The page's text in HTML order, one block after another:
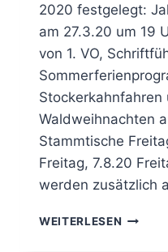
2020 festgelegt:
am 27.3.20 um 19
von 1. VO,
Stockerkahnfahren
Waldweihnachten
Stammtische
Freitag, 7.8.20
werden zusätzlich
WEITERLESEN TERMINE